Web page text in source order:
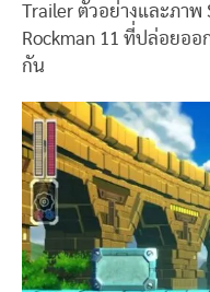
Trailer ตัวอย่างและภาพ
Rockman 11 ที่ปล่อยอ
กัน